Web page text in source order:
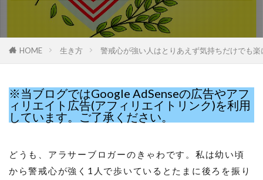
HOME 生き方 警戒心が強い人はとりあえず気持ちだけでも
※当ブログではGoogle AdSenseの広告やアフ
ィリエイト広告(アフィリエイトリンク)を利用
しています。ご了承ください。
どうも、アラサーブロガーのきゃわです。私は幼い頃
から警戒心が強く1人で歩いているとたまに後ろを振り